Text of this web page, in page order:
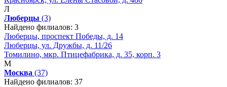
Л
Люберцы (3)
Найдено филиалов: 3
Люберцы, проспект Победы, д. 14
Люберцы, ул. Дружбы, д. 11/26
Томилино, мкр. Птицефабрика, д. 35, корп. 3
М
Москва (37)
Найдено филиалов: 37